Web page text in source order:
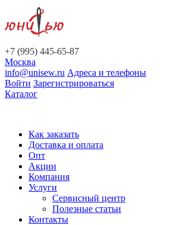
+7 (995) 445-65-87
Москва
info@unisew.ru Адреса и телефоны
Войти Зарегистрироваться
Каталог
Как заказать
Доставка и оплата
Опт
Акции
Компания
Услуги
Сервисный центр
Полезные статьи
Контакты